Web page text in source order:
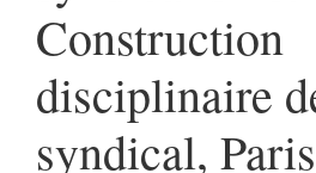
Construction
disciplinaire
syndical,